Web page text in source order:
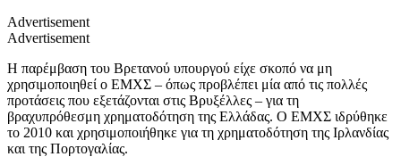
Advertisement
Advertisement
Η παρέμβαση του Βρετανού υπουργού είχε σκοπό να μη
χρησιμοποιηθεί ο ΕΜΧΣ – όπως προβλέπει μία από τις πολλές
προτάσεις που εξετάζονται στις Βρυξέλλες – για τη
βραχυπρόθεσμη χρηματοδότηση της Ελλάδας. Ο ΕΜΧΣ ιδρύθηκε
το 2010 και χρησιμοποιήθηκε για τη χρηματοδότηση της Ιρλανδίας
και της Πορτογαλίας.